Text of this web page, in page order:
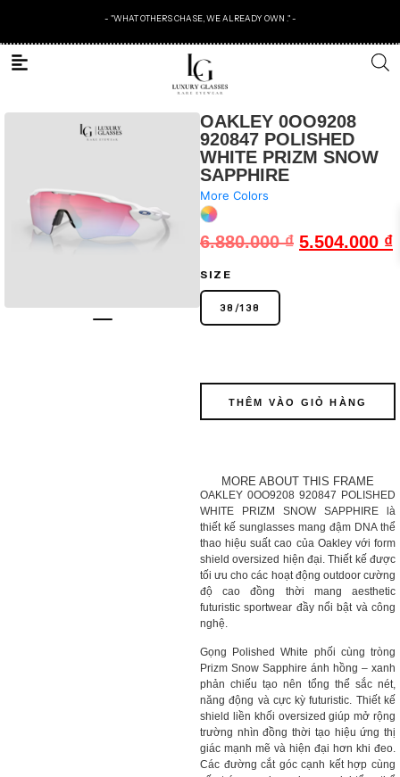
- "WHAT OTHERS CHASE, WE ALREADY OWN ." -
OAKLEY 0OO9208
920847 POLISHED
WHITE PRIZM SNOW
SAPPHIRE
More Colors
6.880.000₫ 5.504.000 ₫
SIZE
38/138
THÊM VÀO GIỎ HÀNG
MORE ABOUT THIS FRAME
OAKLEY 0OO9208 920847 POLISHED
WHITE PRIZM SNOW SAPPHIRE là
thiết kế sunglasses mang đậm DNA thể
thao hiệu suất cao của Oakley với form
shield oversized hiện đại. Thiết kế được
tối ưu cho các hoạt động outdoor cường
độ cao đồng thời mang aesthetic
futuristic sportwear đầy nổi bật và công
nghệ.
Gọng Polished White phối cùng tròng
Prizm Snow Sapphire ánh hồng – xanh
phản chiếu tạo nên tổng thể sắc nét,
năng động và cực kỳ futuristic. Thiết kế
shield liền khối oversized giúp mở rộng
trường nhìn đồng thời tạo hiệu ứng thị
giác mạnh mẽ và hiện đại hơn khi đeo.
Các đường cắt góc cạnh kết hợp cùng